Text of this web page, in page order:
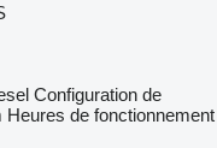
Configuration de
Heures de fonctionnement